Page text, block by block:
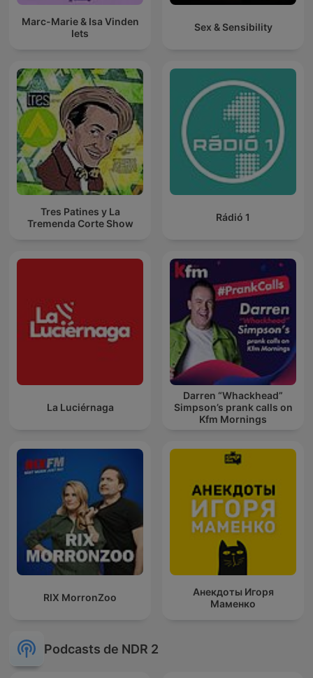
Marc-Marie & Isa Vinden
Iets
Sex & Sensibility
Tres Patines y La
Tremenda Corte Show
Rádió 1
La Luciérnaga
Darren “Whackhead”
Simpson’s prank calls on
Kfm Mornings
RIX MorronZoo
Анекдоты Игоря
Маменко
Podcasts de NDR 2